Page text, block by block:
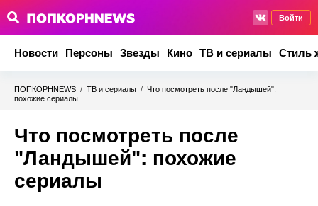
Войти
Новости Персоны Звезды Кино ТВ и сериалы Стиль
ПОПКОРНNEWS / ТВ и сериалы / Что посмотреть после "Ландышей":
похожие сериалы
Что посмотреть после
"Ландышей": похожие
сериалы